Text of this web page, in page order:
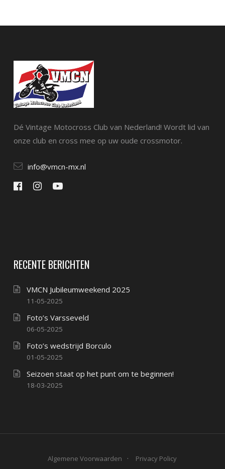
Dé Vintage Motocross Club van Nederland! Wordt lid van
onze club en cross mee op uw oude crossmotor.
info@vmcn-mx.nl
RECENTE BERICHTEN
VMCN Jubileumweekend 2025
11-05-2025
Foto’s Varsseveld
06-05-2025
Foto’s wedstrijd Borculo
01-05-2025
Seizoen staat op het punt om te beginnen!
18-03-2025
Algemene Voorwaarden Privacy Policy